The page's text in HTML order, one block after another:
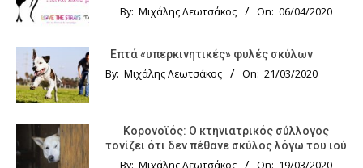
By: Μιχάλης Λεωτσάκος On: 06/04/2020
Επτά «υπερκινητικές» φυλές σκύλων
By: Μιχάλης Λεωτσάκος On: 21/03/2020
Κορονοϊός: Ο κτηνιατρικός σύλλογος
τονίζει ότι δεν πέθανε σκύλος λόγω του ιού